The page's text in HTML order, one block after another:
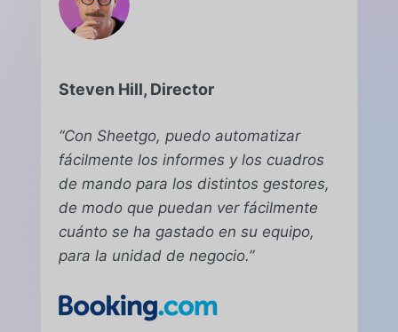
Steven Hill, Director
“Con Sheetgo, puedo automatizar
fácilmente los informes y los cuadros
de mando para los distintos gestores,
de modo que puedan ver fácilmente
cuánto se ha gastado en su equipo,
para la unidad de negocio.”